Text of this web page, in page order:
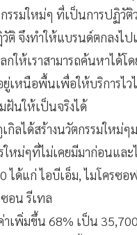
รรมใหม่ๆ ที่เป็นการปฏิวั
ติ จึงทำให้แบรนด์ตกลงไ
กให้เราสามารถค้นหาได้
เหนือพื้นเพื่อให้บริการไ
ฝันให้เป็นจริงได้
ลได้สร้างนวัตกรรมใหม่
ม่ๆที่ไม่เคยมีมาก่อนและ
ด้แก่ ไอบีเอ็ม, ไมโครซอ
อน รีเทล
เพิ่มขึ้น 68% เป็น